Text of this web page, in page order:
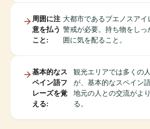
周囲に注
意を払う
こと:
大都市であるブエノスアイ
警戒が必要。持ち物をしっ
囲に気を配ること。
基本的なス
ペイン語フ
レーズを覚
える:
観光エリアでは多くの
が、基本的なスペイン
地元の人との交流がよ
る。